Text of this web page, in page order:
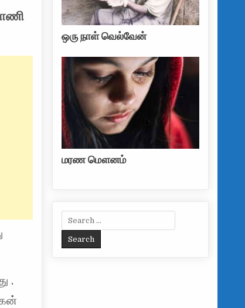
.
ஒரு நாள் வெல்வேன்
மரண மௌனம்
Search for: